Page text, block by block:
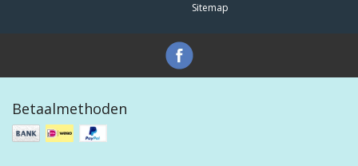
Sitemap
Betaalmethoden